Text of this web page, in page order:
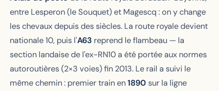
entre Lesperon (le Souquet) et Magescq : on y change
les chevaux depuis des siècles. La route royale devient
nationale 10, puis l'A63 reprend le flambeau — la
section landaise de l'ex-RN10 a été portée aux normes
autoroutières (2×3 voies) fin 2013. Le rail a suivi le
même chemin : premier train en1890 sur la ligne